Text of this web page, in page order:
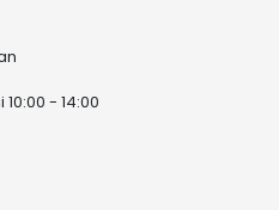
- 14:00